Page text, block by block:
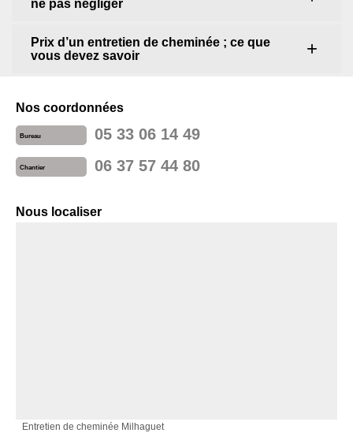
ne pas négliger
Prix d’un entretien de cheminée ; ce que
vous devez savoir
Nos coordonnées
Bureau 05 33 06 14 49
Chantier 06 37 57 44 80
Nous localiser
Entretien de cheminée Milhaguet